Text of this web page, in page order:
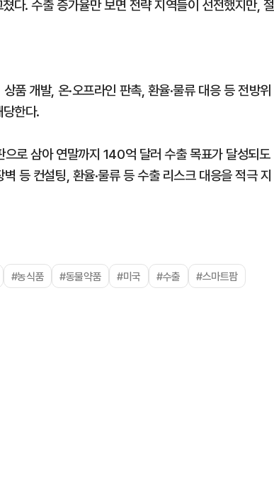
. 수출 증가율만 보면 전략 지역들이 선전했지만, 절
개발, 온·오프라인 판촉, 환율·물류 대응 등 전방위
한다.
로 삼아 연말까지 140억 달러 수출 목표가 달성되도
등 컨설팅, 환율·물류 등 수출 리스크 대응을 적극 지
#농식품 #동물약품 #미국 #수출
#스마트팜